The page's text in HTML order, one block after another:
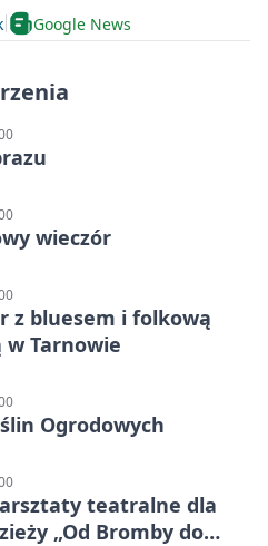
Google News
wieczór
z bluesem i folkową
Tarnowie
Ogrodowych
teatralne dla
„Od Bromby do